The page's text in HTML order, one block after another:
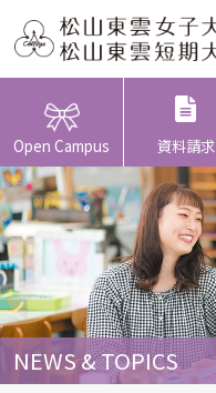
Open Campus 資料請求
NEWS & TOPICS